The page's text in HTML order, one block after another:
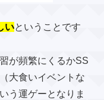
いということです
が頻繁にくるかSS
大食いイベントな
う運ゲーとなりま